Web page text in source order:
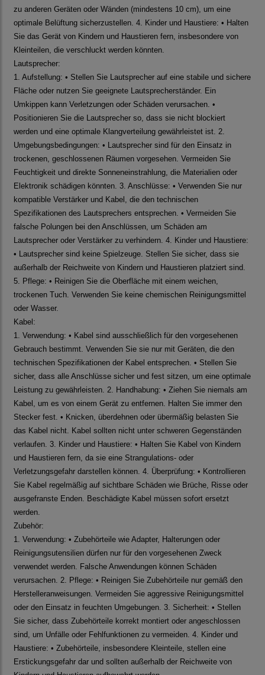
zu anderen Geräten oder Wänden (mindestens 10 cm), um eine
optimale Belüftung sicherzustellen. 4. Kinder und Haustiere: • Halten
Sie das Gerät von Kindern und Haustieren fern, insbesondere von
Kleinteilen, die verschluckt werden könnten.
Lautsprecher:
1. Aufstellung: • Stellen Sie Lautsprecher auf eine stabile und sichere
Fläche oder nutzen Sie geeignete Lautsprecherständer. Ein
Umkippen kann Verletzungen oder Schäden verursachen. •
Positionieren Sie die Lautsprecher so, dass sie nicht blockiert
werden und eine optimale Klangverteilung gewährleistet ist. 2.
Umgebungsbedingungen: • Lautsprecher sind für den Einsatz in
trockenen, geschlossenen Räumen vorgesehen. Vermeiden Sie
Feuchtigkeit und direkte Sonneneinstrahlung, die Materialien oder
Elektronik schädigen könnten. 3. Anschlüsse: • Verwenden Sie nur
kompatible Verstärker und Kabel, die den technischen
Spezifikationen des Lautsprechers entsprechen. • Vermeiden Sie
falsche Polungen bei den Anschlüssen, um Schäden am
Lautsprecher oder Verstärker zu verhindern. 4. Kinder und Haustiere:
• Lautsprecher sind keine Spielzeuge. Stellen Sie sicher, dass sie
außerhalb der Reichweite von Kindern und Haustieren platziert sind.
5. Pflege: • Reinigen Sie die Oberfläche mit einem weichen,
trockenen Tuch. Verwenden Sie keine chemischen Reinigungsmittel
oder Wasser.
Kabel:
1. Verwendung: • Kabel sind ausschließlich für den vorgesehenen
Gebrauch bestimmt. Verwenden Sie sie nur mit Geräten, die den
technischen Spezifikationen der Kabel entsprechen. • Stellen Sie
sicher, dass alle Anschlüsse sicher und fest sitzen, um eine optimale
Leistung zu gewährleisten. 2. Handhabung: • Ziehen Sie niemals am
Kabel, um es von einem Gerät zu entfernen. Halten Sie immer den
Stecker fest. • Knicken, überdehnen oder übermäßig belasten Sie
das Kabel nicht. Kabel sollten nicht unter schweren Gegenständen
verlaufen. 3. Kinder und Haustiere: • Halten Sie Kabel von Kindern
und Haustieren fern, da sie eine Strangulations- oder
Verletzungsgefahr darstellen können. 4. Überprüfung: • Kontrollieren
Sie Kabel regelmäßig auf sichtbare Schäden wie Brüche, Risse oder
ausgefranste Enden. Beschädigte Kabel müssen sofort ersetzt
werden.
Zubehör:
1. Verwendung: • Zubehörteile wie Adapter, Halterungen oder
Reinigungsutensilien dürfen nur für den vorgesehenen Zweck
verwendet werden. Falsche Anwendungen können Schäden
verursachen. 2. Pflege: • Reinigen Sie Zubehörteile nur gemäß den
Herstelleranweisungen. Vermeiden Sie aggressive Reinigungsmittel
oder den Einsatz in feuchten Umgebungen. 3. Sicherheit: • Stellen
Sie sicher, dass Zubehörteile korrekt montiert oder angeschlossen
sind, um Unfälle oder Fehlfunktionen zu vermeiden. 4. Kinder und
Haustiere: • Zubehörteile, insbesondere Kleinteile, stellen eine
Erstickungsgefahr dar und sollten außerhalb der Reichweite von